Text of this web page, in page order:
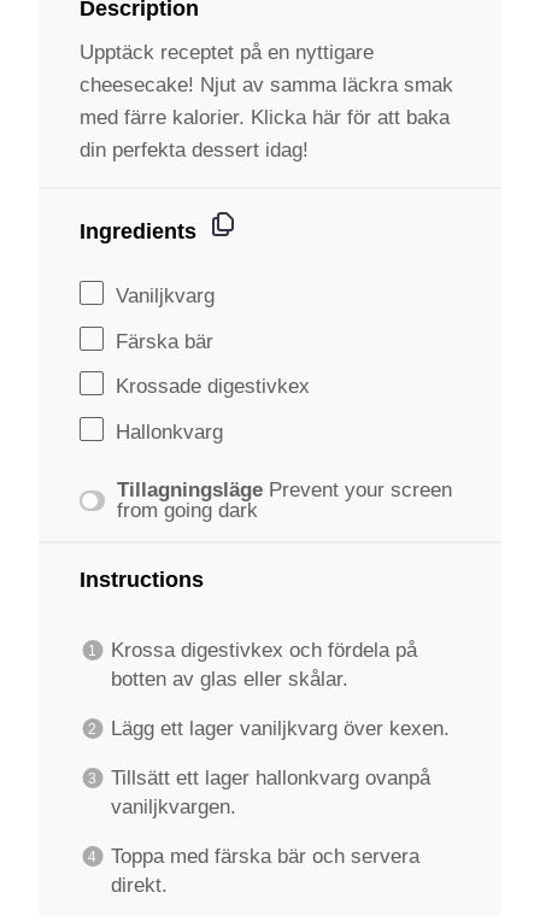
Description
Upptäck receptet på en nyttigare
cheesecake! Njut av samma läckra smak
med färre kalorier. Klicka här för att baka
din perfekta dessert idag!
Ingredients
Vaniljkvarg
Färska bär
Krossade digestivkex
Hallonkvarg
Tillagningsläge Prevent your screen
from going dark
Instructions
Krossa digestivkex och fördela på
botten av glas eller skålar.
Lägg ett lager vaniljkvarg över kexen.
Tillsätt ett lager hallonkvarg ovanpå
vaniljkvargen.
Toppa med färska bär och servera
direkt.